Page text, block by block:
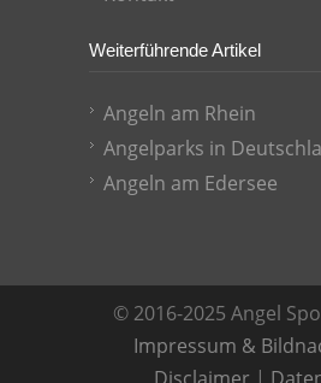
Weiterführende Artikel
Angeln am Rhein
Angelparks in
Angeln am Edersee
© 2016-2025 Angel
Impressum &